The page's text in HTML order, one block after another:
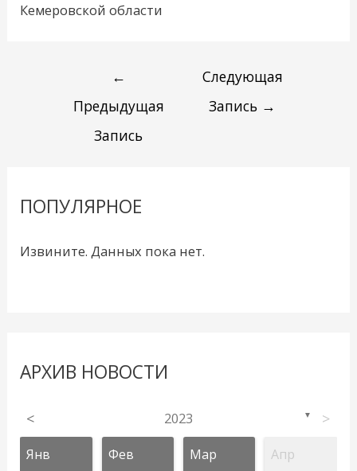
Кемеровской области
←
Предыдущая
Запись
Следующая
Запись →
ПОПУЛЯРНОЕ
Извините. Данных пока нет.
АРХИВ НОВОСТИ
< 2023 ▼ >
Янв Фев Мар Апр